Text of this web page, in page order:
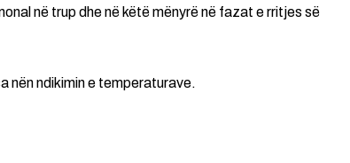
në trup dhe në këtë mënyrë në fazat e rritjes së
nën ndikimin e temperaturave.